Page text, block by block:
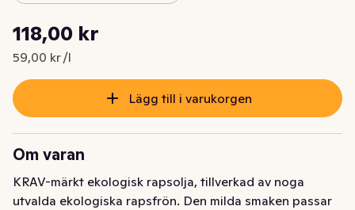
Nuvarande pris är: 118,00 kr
118,00 kr
59,00 kr /l
Styckpris: 59,00 kr /l
Lägg till i varukorgen
Om varan
KRAV-märkt ekologisk rapsolja, tillverkad av noga
utvalda ekologiska rapsfrön. Den milda smaken passar